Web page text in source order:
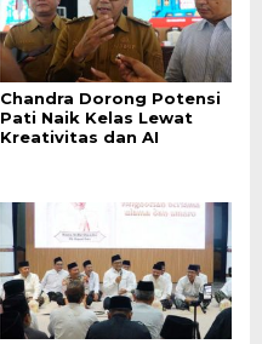
Chandra Dorong Potensi
Pati Naik Kelas Lewat
Kreativitas dan AI